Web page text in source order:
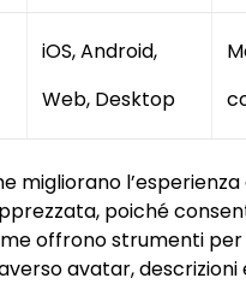
iOS, Android,
Web, Desktop
migliorano
poiché
offrono strumenti per
avatar, descrizioni